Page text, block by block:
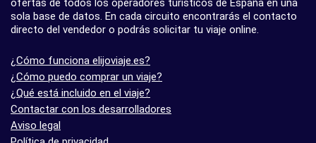
ofertas de todos los operadores turísticos de España en una
sola base de datos. En cada circuito encontrarás el contacto
directo del vendedor o podrás solicitar tu viaje online.
¿Cómo funciona elijoviaje.es?
¿Cómo puedo comprar un viaje?
¿Qué está incluido en el viaje?
Contactar con los desarrolladores
Aviso legal